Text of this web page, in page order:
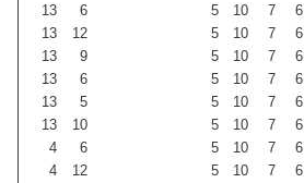
13
6 5 10 7 6
13
12 5 10 7 6
13
9 5 10 7 6
13
6 5 10 7 6
13
5 5 10 7 6
13
10 5 10 7 6
4
6 5 10 7 6
4
12 5 10 7 6